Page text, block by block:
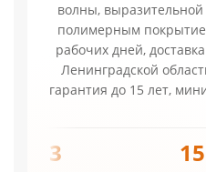
волны,
полимерным
рабочих дней,
Ленинградской
гарантия до 15 лет,